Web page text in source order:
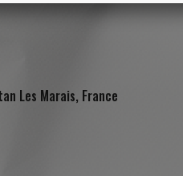
Les Marais, France